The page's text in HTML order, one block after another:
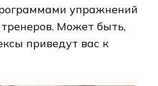
упражнений
Может быть,
приведут вас к